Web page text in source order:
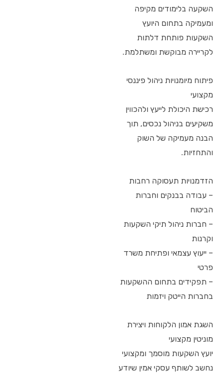
השקעה בלימודים מקיפה
ומעמיקה בתחום היועץ
השקעות פותחת דלתות
לקריירה מבוקשת ומשתלמת.
פיתוח מיומנויות ניהול פיננסי
מקצועי
רכישת היכולת לייעץ ולהכווין
משקיעים בניהול נכסים, תוך
הבנה מעמיקה של השוק
והתחזיות.
הזדמנויות תעסוקה רחבות
– עבודה בבנקים וחברות
הביטוח
– חברות ניהול תיקי השקעות
וקרנות
– ייעוץ עצמאי ופתיחת משרד
פרטי
– תפקידים בתחום ההשקעות
בחברות הייטק ויזמות
השגת אמון הלקוחות ויצירת
מוניטין מקצועי
יועץ השקעות מוסמך ומקצועי
נחשב לשותף עסקי אמין שיודע